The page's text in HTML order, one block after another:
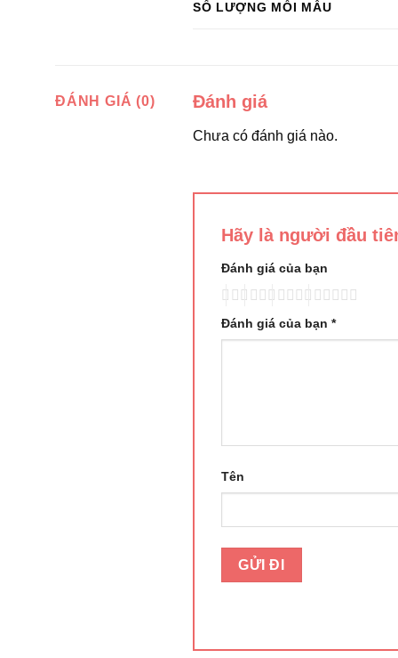
SỐ LƯỢNG MỖI MẪU
ĐÁNH GIÁ (0) Đánh giá
Chưa có đánh giá nào.
Hãy là người đầu
Đánh giá của bạn
Đánh giá của bạn *
Tên